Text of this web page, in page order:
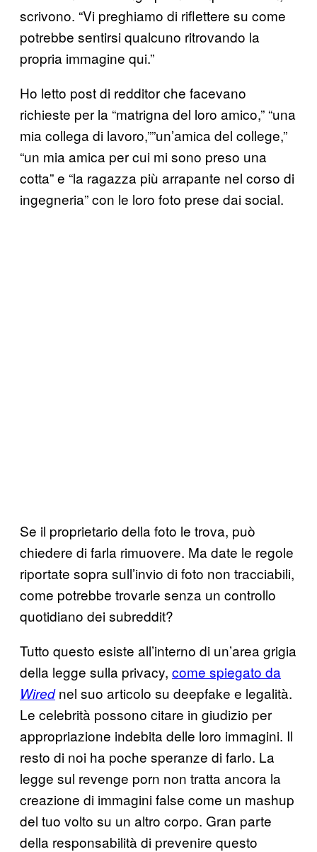
scrivono. “Vi preghiamo di riflettere su come
potrebbe sentirsi qualcuno ritrovando la
propria immagine qui.”
Ho letto post di redditor che facevano
richieste per la “matrigna del loro amico,” “una
mia collega di lavoro,””un’amica del college,”
“un mia amica per cui mi sono preso una
cotta” e “la ragazza più arrapante nel corso di
ingegneria” con le loro foto prese dai social.
Se il proprietario della foto le trova, può
chiedere di farla rimuovere. Ma date le regole
riportate sopra sull’invio di foto non tracciabili,
come potrebbe trovarle senza un controllo
quotidiano dei subreddit?
Tutto questo esiste all’interno di un’area grigia
della legge sulla privacy, come spiegato da
Wirednel suo articolo su deepfake e legalità.
Le celebrità possono citare in giudizio per
appropriazione indebita delle loro immagini. Il
resto di noi ha poche speranze di farlo. La
legge sul revenge porn non tratta ancora la
creazione di immagini false come un mashup
del tuo volto su un altro corpo. Gran parte
della responsabilità di prevenire questo